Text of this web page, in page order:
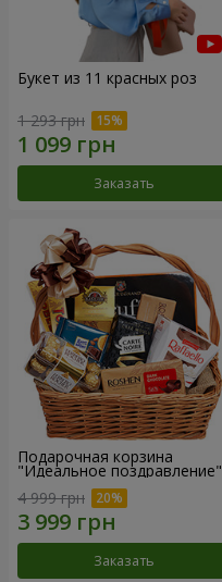
Букет из 11 красных роз
1 293 грн
Заказать
Подарочная корзина
"Идеальное поздравление"
4 999 грн
Заказать